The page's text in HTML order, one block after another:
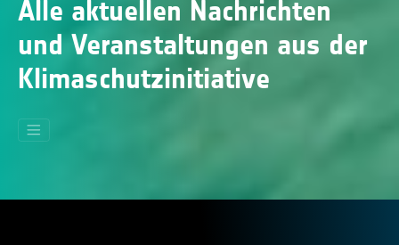
Alle aktuellen Nachrichten
und Veranstaltungen aus der
Klimaschutzinitiative